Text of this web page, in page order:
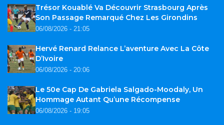
Trésor Kouablé Va Découvrir Strasbourg Après
Son Passage Remarqué Chez Les Girondins
06/08/2026 - 21:05
Hervé Renard Relance L’aventure Avec La Côte
D’Ivoire
06/08/2026 - 20:06
Le 50e Cap De Gabriela Salgado-Moodaly, Un
Hommage Autant Qu’une Récompense
06/08/2026 - 19:05